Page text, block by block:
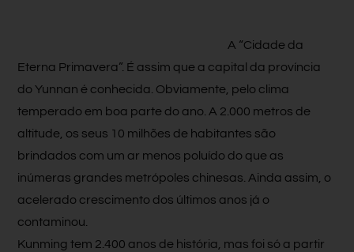
A “Cidade da
Eterna Primavera”. É assim que a capital da província
do Yunnan é conhecida. Obviamente, pelo clima
temperado em boa parte do ano. A 2.000 metros de
altitude, os seus 10 milhões de habitantes são
brindados com um ar menos poluído do que as
inúmeras grandes metrópoles chinesas. Ainda assim, o
acelerado crescimento dos últimos anos já o
contaminou.
Kunming tem 2.400 anos de história, mas foi só a partir